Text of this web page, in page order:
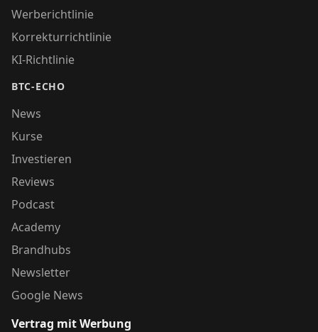
Werberichtlinie
Korrekturrichtlinie
KI-Richtlinie
BTC-ECHO
News
Kurse
Investieren
Reviews
Podcast
Academy
Brandhubs
Newsletter
Google News
Vertrag mit Werbung